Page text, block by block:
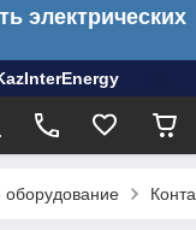
электрических
оборудование